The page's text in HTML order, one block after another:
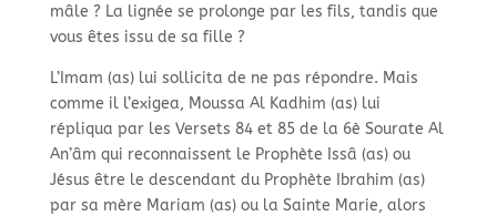
mâle ? La lignée se prolonge par les fils, tandis que
vous êtes issu de sa fille ?
L’Imam (as) lui sollicita de ne pas répondre. Mais
comme il l’exigea, Moussa Al Kadhim (as) lui
répliqua par les Versets 84 et 85 de la 6è Sourate Al
An’âm qui reconnaissent le Prophète Issâ (as) ou
Jésus être le descendant du Prophète Ibrahim (as)
par sa mère Mariam (as) ou la Sainte Marie, alors